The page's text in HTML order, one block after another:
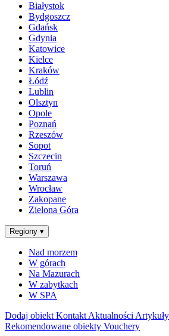
Białystok
Bydgoszcz
Gdańsk
Gdynia
Katowice
Kielce
Kraków
Łódź
Lublin
Olsztyn
Opole
Poznań
Rzeszów
Sopot
Szczecin
Toruń
Warszawa
Wrocław
Zakopane
Zielona Góra
Regiony ▾
Nad morzem
W górach
Na Mazurach
W zabytkach
W SPA
Dodaj obiekt Kontakt Aktualności
Rekomendowane obiekty Vouchery